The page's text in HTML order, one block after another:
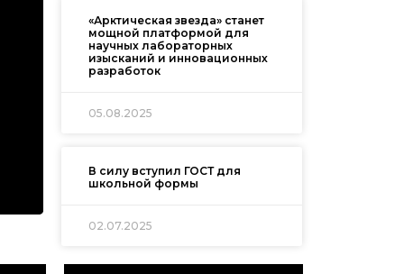
«Арктическая звезда» станет
мощной платформой для
научных лабораторных
изысканий и инновационных
разработок
05.08.2025
В силу вступил ГОСТ для
школьной формы
02.07.2025